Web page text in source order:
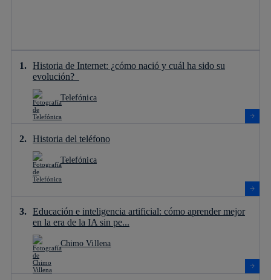
Historia de Internet: ¿cómo nació y cuál ha sido su
evolución?
Telefónica
Historia del teléfono
Telefónica
Educación e inteligencia artificial: cómo aprender mejor
en la era de la IA sin pe...
Chimo Villena